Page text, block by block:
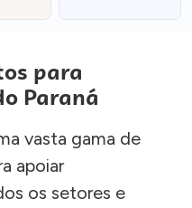
para
Paraná
vasta gama de
apoiar
os setores e